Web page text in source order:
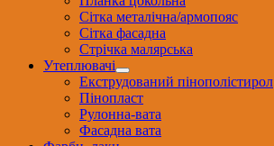
Сітка металічна/армопояс
Сітка фасадна
Стрічка малярська
Утеплювачі
Екструдований пінополістирол
Пінопласт
Рулонна-вата
Фасадна вата